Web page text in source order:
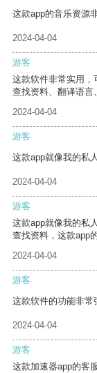
这款app的音乐资源
2024-04-04
游客
这款软件非常实用，
查找资料、翻译语言
2024-04-04
游客
这款app就像我的私
2024-04-04
游客
这款app就像我的私
查找资料，这款app
2024-04-04
游客
这款软件的功能非常
2024-04-04
游客
这款加速器app的客